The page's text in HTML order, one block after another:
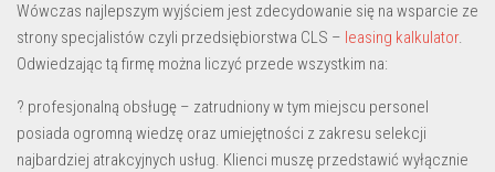
Wówczas najlepszym wyjściem jest zdecydowanie się na wsparcie ze
strony specjalistów czyli przedsiębiorstwa CLS – leasing kalkulator.
Odwiedzając tą firmę można liczyć przede wszystkim na:
? profesjonalną obsługę – zatrudniony w tym miejscu personel
posiada ogromną wiedzę oraz umiejętności z zakresu selekcji
najbardziej atrakcyjnych usług. Klienci muszę przedstawić wyłącznie